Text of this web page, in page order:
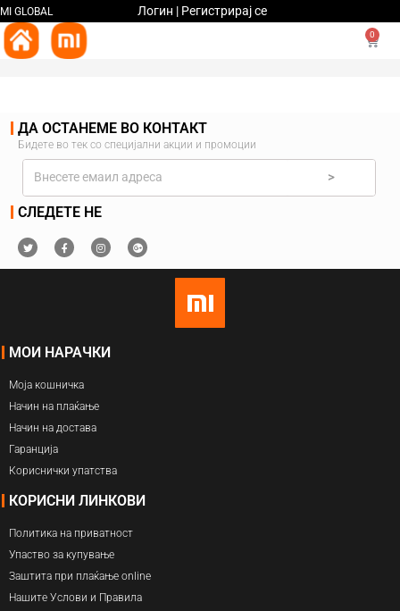
MI GLOBAL Логин | Регистрирај се
0
ДА ОСТАНЕМЕ ВО КОНТАКТ
Бидете во тек со специјални акции и промоции
>
СЛЕДЕТЕ НЕ
МОИ НАРАЧКИ
Моја кошничка
Начин на плаќање
Начин на достава
Гаранција
Кориснички упатства
КОРИСНИ ЛИНКОВИ
Политика на приватност
Упаство за купување
Заштита при плаќање online
Нашите Услови и Правила